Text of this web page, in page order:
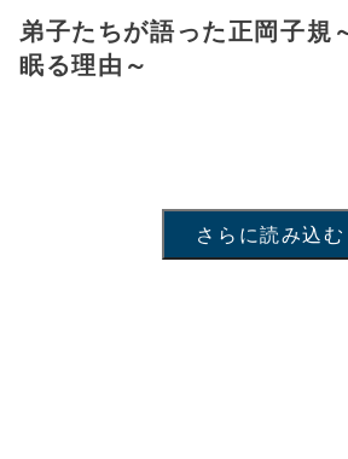
弟子たちが語った正岡子規
眠る理由～
さらに読み込む